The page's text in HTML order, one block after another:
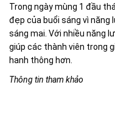
Trong ngày mùng 1 đầu
đẹp của buổi sáng vì năng
sáng mai. Với nhiều năng
giúp các thành viên trong
hanh thông hơn.
Thông tin tham khảo